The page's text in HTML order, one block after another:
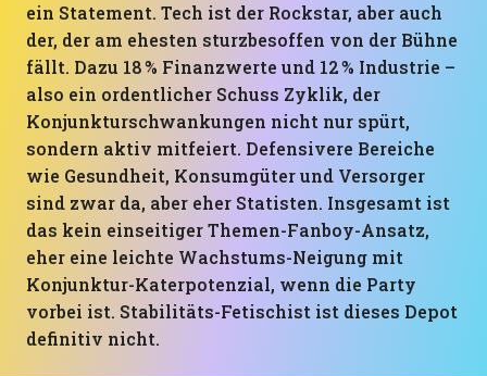
ein Statement. Tech ist der Rockstar, aber auch
der, der am ehesten sturzbesoffen von der Bühne
fällt. Dazu 18 % Finanzwerte und 12 % Industrie –
also ein ordentlicher Schuss Zyklik, der
Konjunkturschwankungen nicht nur spürt,
sondern aktiv mitfeiert. Defensivere Bereiche
wie Gesundheit, Konsumgüter und Versorger
sind zwar da, aber eher Statisten. Insgesamt ist
das kein einseitiger Themen-Fanboy-Ansatz,
eher eine leichte Wachstums-Neigung mit
Konjunktur-Katerpotenzial, wenn die Party
vorbei ist. Stabilitäts-Fetischist ist dieses Depot
definitiv nicht.